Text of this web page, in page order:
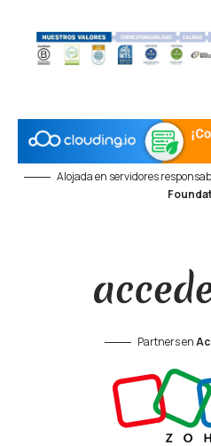
Alojada en servidores
Partners en